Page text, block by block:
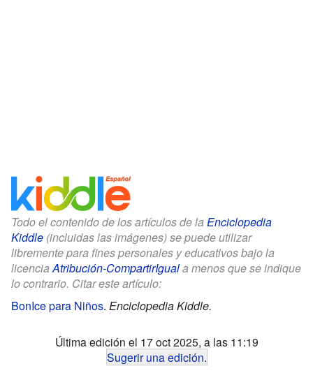
Todo el contenido de los artículos de la Enciclopedia
Kiddle (incluidas las imágenes) se puede utilizar
libremente para fines personales y educativos bajo la
licenciaAtribución-CompartirIguala menos que se indique
lo contrario. Citar este artículo:
BonIce para Niños. Enciclopedia Kiddle.
Última edición el 17 oct 2025, a las 11:19
Sugerir una edición.